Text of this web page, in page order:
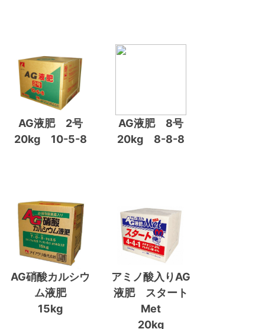
AG液肥 2号
20kg 10-5-8
AG液肥 8号
20kg 8-8-8
AG硝酸カルシウ
ム液肥
15kg
アミノ酸入りAG
液肥 スタート
Met
20kg